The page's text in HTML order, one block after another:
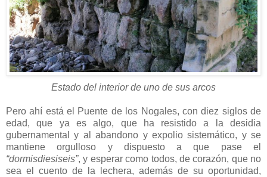
Estado del interior de uno de sus arcos
Pero ahí está el Puente de los Nogales, con diez siglos de
edad, que ya es algo, que ha resistido a la desidia
gubernamental y al abandono y expolio sistemático, y se
mantiene orgulloso y dispuesto a que pase el
“dormisdiesiseis”, y esperar como todos, de corazón, que no
sea el cuento de la lechera, además de su oportunidad,